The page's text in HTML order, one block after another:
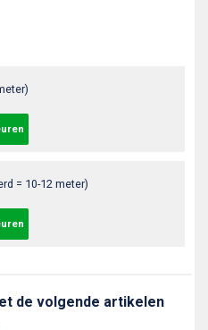
= 10-12 meter)
de volgende artikelen